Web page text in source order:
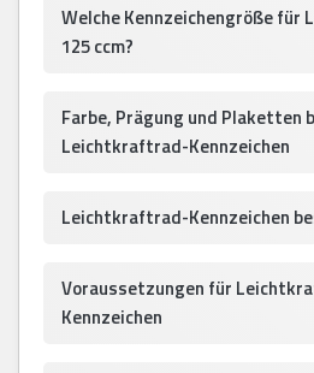
Welche Kennzeichengröße
125 ccm?
Farbe, Prägung und Plaketten
Leichtkraftrad-Kennzeichen
Leichtkraftrad-Kennzeichen
Voraussetzungen für
Kennzeichen